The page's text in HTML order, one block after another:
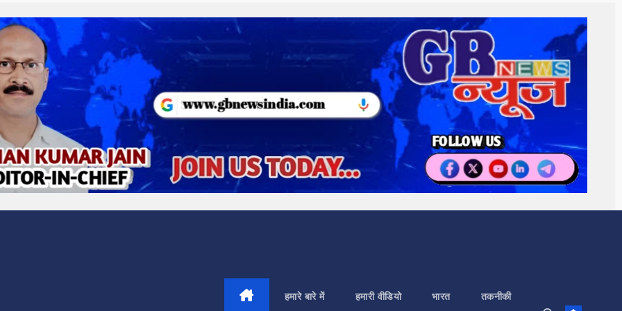
हमारे बारे में हमारी वीडियो भारत तकनीकी